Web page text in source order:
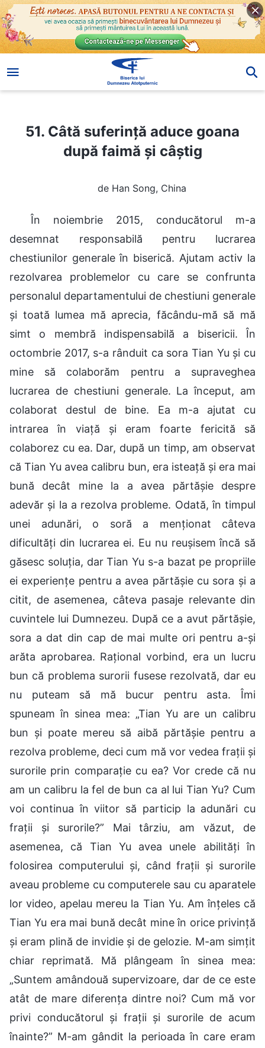
51. Câtă suferință aduce goana după faimă și câștig
51. Câtă suferință aduce goana
după faimă și câștig
de Han Song, China
În noiembrie 2015, conducătorul m-a
desemnat responsabilă pentru lucrarea
chestiunilor generale în biserică. Ajutam activ la
rezolvarea problemelor cu care se confrunta
personalul departamentului de chestiuni generale
și toată lumea mă aprecia, făcându-mă să mă
simt o membră indispensabilă a bisericii. În
octombrie 2017, s-a rânduit ca sora Tian Yu și cu
mine să colaborăm pentru a supraveghea
lucrarea de chestiuni generale. La început, am
colaborat destul de bine. Ea m-a ajutat cu
intrarea în viață și eram foarte fericită să
colaborez cu ea. Dar, după un timp, am observat
că Tian Yu avea calibru bun, era isteață și era mai
bună decât mine la a avea părtășie despre
adevăr și la a rezolva probleme. Odată, în timpul
unei adunări, o soră a menționat câteva
dificultăți din lucrarea ei. Eu nu reușisem încă să
găsesc soluția, dar Tian Yu s-a bazat pe propriile
ei experiențe pentru a avea părtășie cu sora și a
citit, de asemenea, câteva pasaje relevante din
cuvintele lui Dumnezeu. După ce a avut părtășie,
sora a dat din cap de mai multe ori pentru a-și
arăta aprobarea. Rațional vorbind, era un lucru
bun că problema surorii fusese rezolvată, dar eu
nu puteam să mă bucur pentru asta. Îmi
spuneam în sinea mea: „Tian Yu are un calibru
bun și poate mereu să aibă părtășie pentru a
rezolva probleme, deci cum mă vor vedea frații și
surorile prin comparație cu ea? Vor crede că nu
am un calibru la fel de bun ca al lui Tian Yu? Cum
voi continua în viitor să particip la adunări cu
frații și surorile?” Mai târziu, am văzut, de
asemenea, că Tian Yu avea unele abilități în
folosirea computerului și, când frații și surorile
aveau probleme cu computerele sau cu aparatele
lor video, apelau mereu la Tian Yu. Am înțeles că
Tian Yu era mai bună decât mine în orice privință
și eram plină de invidie și de gelozie. M-am simțit
chiar reprimată. Mă plângeam în sinea mea:
„Suntem amândouă supervizoare, dar de ce este
atât de mare diferența dintre noi? Cum mă vor
privi conducătorul și frații și surorile de acum
înainte?” M-am gândit la perioada în care eram